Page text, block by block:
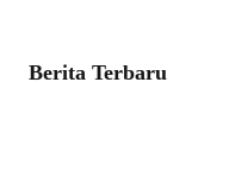
Berita Terbaru